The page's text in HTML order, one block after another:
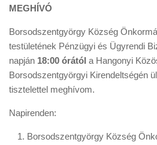
MEGHÍVÓ
Borsodszentgyörgy Község
testületének Pénzügyi és Ügyrendi
napján 18:00 órától a Hangonyi
Borsodszentgyörgyi Kirendeltségén
tisztelettel meghívom.
Napirenden:
Borsodszentgyörgy Község